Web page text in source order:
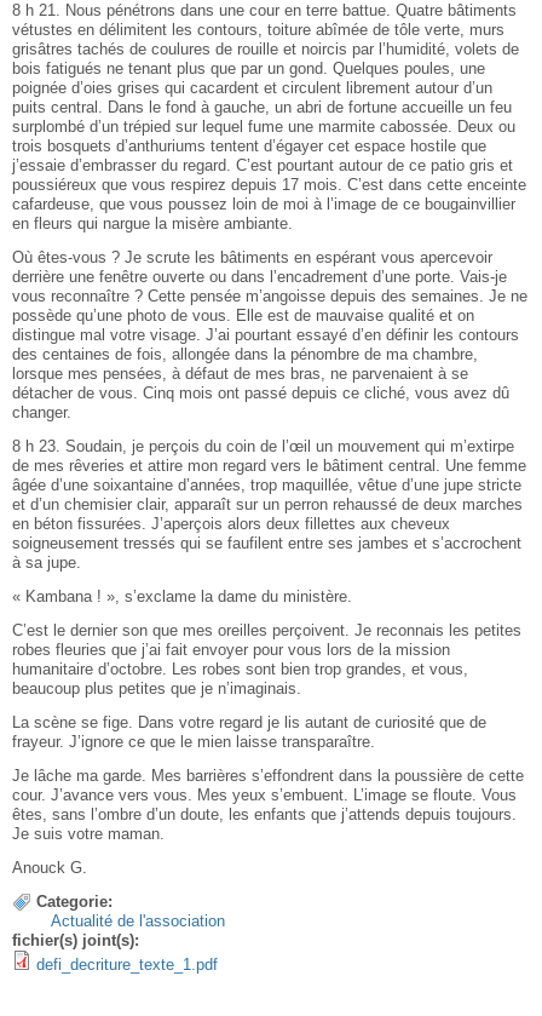
8 h 21. Nous pénétrons dans une cour en terre battue. Quatre bâtiments
vétustes en délimitent les contours, toiture abîmée de tôle verte, murs
grisâtres tachés de coulures de rouille et noircis par l’humidité, volets de
bois fatigués ne tenant plus que par un gond. Quelques poules, une
poignée d’oies grises qui cacardent et circulent librement autour d’un
puits central. Dans le fond à gauche, un abri de fortune accueille un feu
surplombé d’un trépied sur lequel fume une marmite cabossée. Deux ou
trois bosquets d’anthuriums tentent d’égayer cet espace hostile que
j’essaie d’embrasser du regard. C’est pourtant autour de ce patio gris et
poussiéreux que vous respirez depuis 17 mois. C’est dans cette enceinte
cafardeuse, que vous poussez loin de moi à l’image de ce bougainvillier
en fleurs qui nargue la misère ambiante.
Où êtes-vous ? Je scrute les bâtiments en espérant vous apercevoir
derrière une fenêtre ouverte ou dans l’encadrement d’une porte. Vais-je
vous reconnaître ? Cette pensée m’angoisse depuis des semaines. Je ne
possède qu’une photo de vous. Elle est de mauvaise qualité et on
distingue mal votre visage. J’ai pourtant essayé d’en définir les contours
des centaines de fois, allongée dans la pénombre de ma chambre,
lorsque mes pensées, à défaut de mes bras, ne parvenaient à se
détacher de vous. Cinq mois ont passé depuis ce cliché, vous avez dû
changer.
8 h 23. Soudain, je perçois du coin de l’œil un mouvement qui m’extirpe
de mes rêveries et attire mon regard vers le bâtiment central. Une femme
âgée d’une soixantaine d’années, trop maquillée, vêtue d’une jupe stricte
et d’un chemisier clair, apparaît sur un perron rehaussé de deux marches
en béton fissurées. J’aperçois alors deux fillettes aux cheveux
soigneusement tressés qui se faufilent entre ses jambes et s’accrochent
à sa jupe.
« Kambana ! », s’exclame la dame du ministère.
C’est le dernier son que mes oreilles perçoivent. Je reconnais les petites
robes fleuries que j’ai fait envoyer pour vous lors de la mission
humanitaire d’octobre. Les robes sont bien trop grandes, et vous,
beaucoup plus petites que je n’imaginais.
La scène se fige. Dans votre regard je lis autant de curiosité que de
frayeur. J’ignore ce que le mien laisse transparaître.
Je lâche ma garde. Mes barrières s’effondrent dans la poussière de cette
cour. J’avance vers vous. Mes yeux s’embuent. L’image se floute. Vous
êtes, sans l’ombre d’un doute, les enfants que j’attends depuis toujours.
Je suis votre maman.
Anouck G.
Categorie:
Actualité de l'association
fichier(s) joint(s):
defi_decriture_texte_1.pdf